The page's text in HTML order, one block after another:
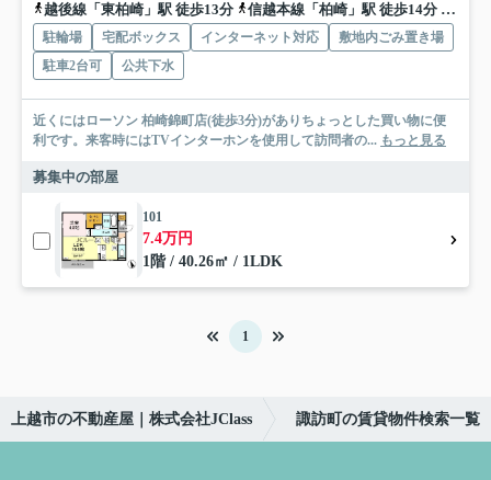
越後線「東柏崎」駅 徒歩13分
信越本線「柏崎」駅 徒歩14分 信越
駐輪場 宅配ボックス インターネット対応
敷地内ごみ置き場
駐車2台可
公共下水
近くにはローソン 柏崎錦町店(徒歩3分)がありちょっとした買い物に便
利です。来客時にはTVインターホンを使用して訪問者の... もっと見る
募集中の部屋
101
7.4万円
1階 / 40.26㎡ / 1LDK
1
上越市の不動産屋｜株式会社JClass 諏訪町の賃貸物件検索一覧